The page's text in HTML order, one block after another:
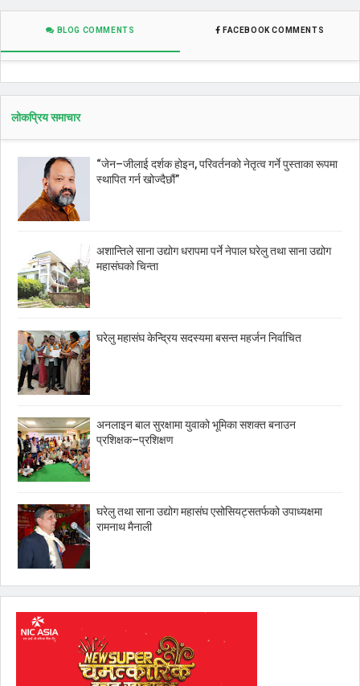
BLOG COMMENTS FACEBOOK COMMENTS
लोकप्रिय समाचार
“जेन–जीलाई दर्शक होइन, परिवर्तनको नेतृत्व गर्ने पुस्ताका रूपमा
स्थापित गर्न खोज्दैछौं”
अशान्तिले साना उद्योग धरापमा पर्ने नेपाल घरेलु तथा साना उद्योग
महासंघको चिन्ता
घरेलु महासंघ केन्द्रिय सदस्यमा बसन्त महर्जन निर्वाचित
अनलाइन बाल सुरक्षामा युवाको भूमिका सशक्त बनाउन
प्रशिक्षक–प्रशिक्षण
घरेलु तथा साना उद्योग महासंघ एसोसियट्सतर्फको उपाध्यक्षमा
रामनाथ मैनाली